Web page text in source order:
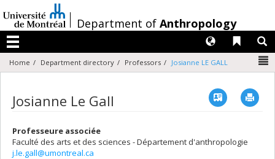
au
contenu
/Department of Anthropology
Menu
Liens
Langues
Home Department directory Professors Josianne LE GALL
Josianne Le Gall Vcard
Professeure associée
Faculté des arts et des sciences - Département d'anthropologie
j.le.gall@umontreal.ca